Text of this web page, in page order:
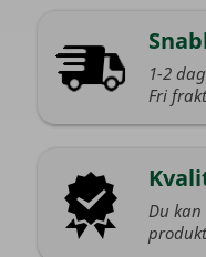
1-2
Fri
Du